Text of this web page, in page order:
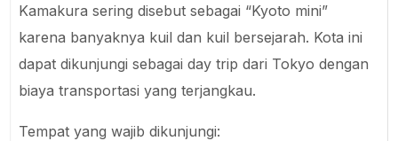
Kamakura sering disebut sebagai “Kyoto mini”
karena banyaknya kuil dan kuil bersejarah. Kota ini
dapat dikunjungi sebagai day trip dari Tokyo dengan
biaya transportasi yang terjangkau.
Tempat yang wajib dikunjungi: